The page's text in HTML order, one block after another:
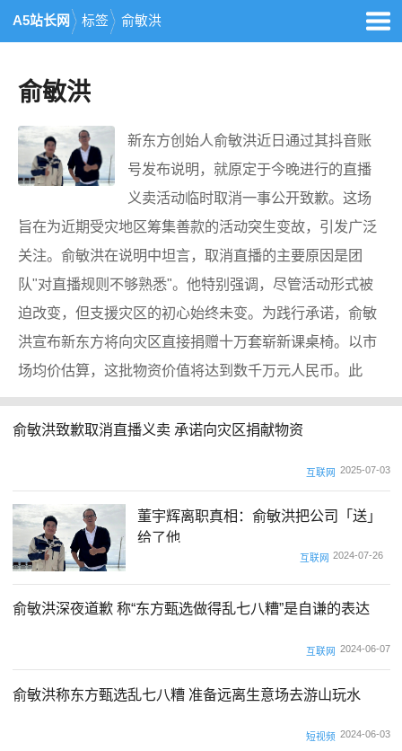
A5站长网 标签 俞敏洪
俞敏洪
新东方创始人俞敏洪近日通过其抖音账
号发布说明，就原定于今晚进行的直播
义卖活动临时取消一事公开致歉。这场
旨在为近期受灾地区筹集善款的活动突生变故，引发广泛
关注。俞敏洪在说明中坦言，取消直播的主要原因是团
队"对直播规则不够熟悉"。他特别强调，尽管活动形式被
迫改变，但支援灾区的初心始终未变。为践行承诺，俞敏
洪宣布新东方将向灾区直接捐赠十万套崭新课桌椅。以市
场均价估算，这批物资价值将达到数千万元人民币。此
俞敏洪致歉取消直播义卖 承诺向灾区捐献物资
互联网 2025-07-03
董宇辉离职真相：俞敏洪把公司「送」
给了他
互联网 2024-07-26
俞敏洪深夜道歉 称“东方甄选做得乱七八糟”是自谦的表达
互联网 2024-06-07
俞敏洪称东方甄选乱七八糟 准备远离生意场去游山玩水
短视频 2024-06-03